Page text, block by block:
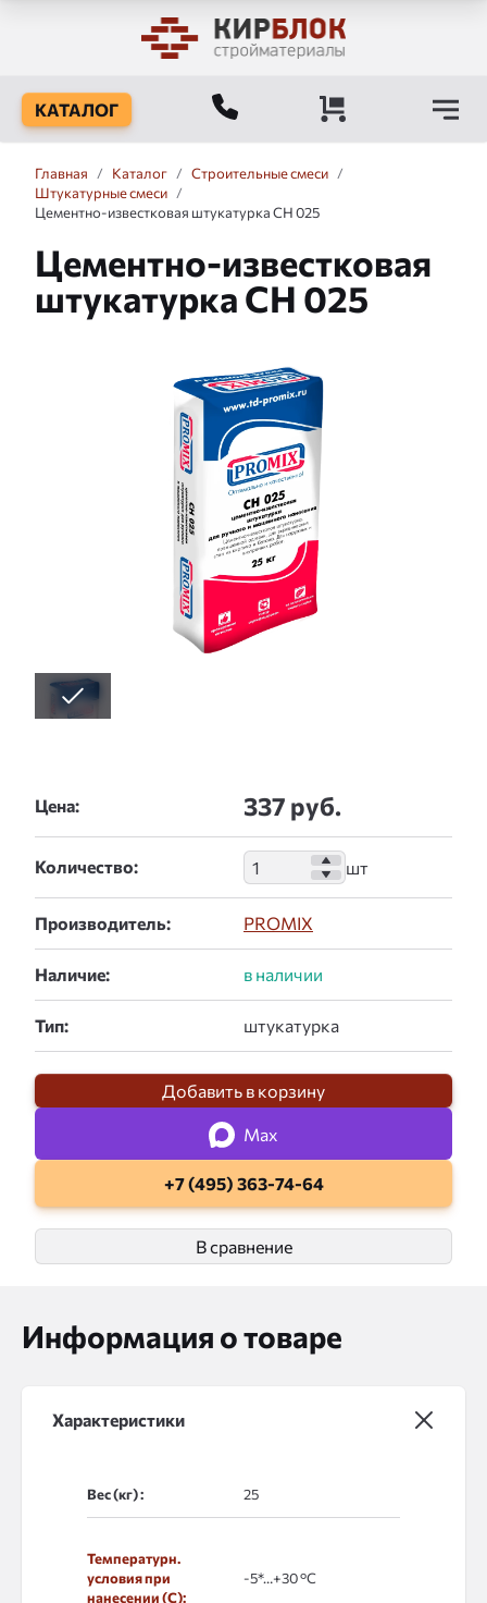
КАТАЛОГ
Главная / Каталог / Строительные смеси /
Штукатурные смеси /
Цементно-известковая штукатурка CH 025
Цементно-известковая
штукатурка CH 025
Цена: 337 руб.
Количество:
Производитель: PROMIX
Наличие:
Тип:
Добавить в корзину
Max
+7 (495) 363-74-64
В сравнение
Информация о товаре
Характеристики
Вес (кг) :
Температурн.
условия при
нанесении (С):
-5*…+30 °С